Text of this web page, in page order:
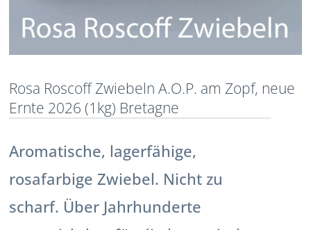
Rosa Roscoff Zwiebeln A.O.P. am Zopf, neue
Ernte 2026 (1kg) Bretagne
Aromatische, lagerfähige,
rosafarbige Zwiebel. Nicht zu
scharf. Über Jahrhunderte